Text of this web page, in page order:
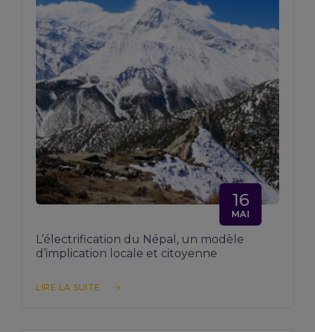
16
MAI
L’électrification du Népal, un modèle
d’implication locale et citoyenne
LIRE LA SUITE